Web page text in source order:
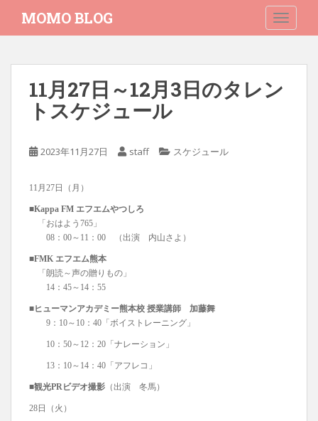
i
MOMO BLOG
11月27日～12月3日のタレン
トスケジュール
2023年11月27日 staff スケジュール
11月27日（月）
■Kappa FM エフエムやつしろ
「おはよう765」
08：00～11：00 （出演 内山さよ）
■FMK エフエム熊本
「朗読～声の贈りもの」
14：45～14：55
■ヒューマンアカデミー熊本校 授業講師 加藤舞
9：10～10：40「ボイストレーニング」
10：50～12：20「ナレーション」
13：10～14：40「アフレコ」
■観光PRビデオ撮影 （出演 冬馬）
28日（火）